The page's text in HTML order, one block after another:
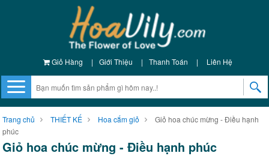
Giỏ Hàng | Giới Thiệu | Thanh Toán | Liên Hệ
Trang chủ THIẾT KẾ Hoa cắm giỏ
Giỏ hoa chúc mừng - Điều hạnh
phúc
Giỏ hoa chúc mừng - Điều hạnh phúc